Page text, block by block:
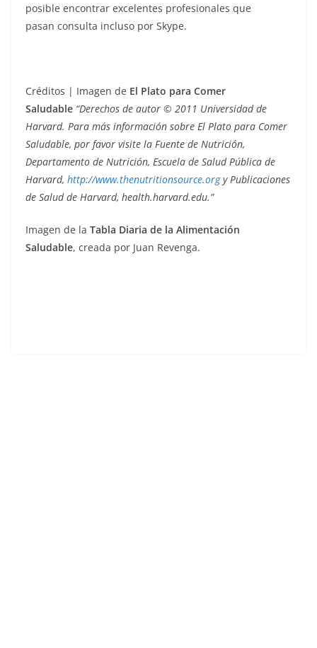
posible encontrar excelentes profesionales que
pasan consulta incluso por Skype.
Créditos | Imagen de El Plato para Comer
Saludable “Derechos de autor © 2011 Universidad de
Harvard. Para más información sobre El Plato para Comer
Saludable, por favor visite la Fuente de Nutrición,
Departamento de Nutrición, Escuela de Salud Pública de
Harvard, http://www.thenutritionsource.orgy Publicaciones
de Salud de Harvard, health.harvard.edu.”
Imagen de la Tabla Diaria de la Alimentación
Saludable, creada por Juan Revenga.